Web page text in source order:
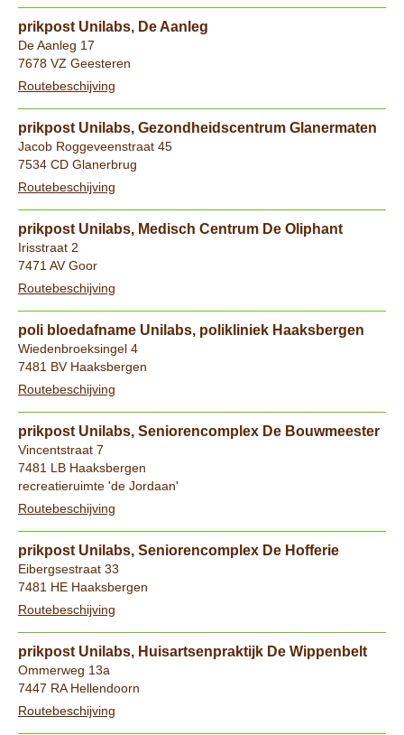
prikpost Unilabs, De Aanleg
De Aanleg 17
7678 VZ Geesteren
Routebeschijving
prikpost Unilabs, Gezondheidscentrum Glanermaten
Jacob Roggeveenstraat 45
7534 CD Glanerbrug
Routebeschijving
prikpost Unilabs, Medisch Centrum De Oliphant
Irisstraat 2
7471 AV Goor
Routebeschijving
poli bloedafname Unilabs, polikliniek Haaksbergen
Wiedenbroeksingel 4
7481 BV Haaksbergen
Routebeschijving
prikpost Unilabs, Seniorencomplex De Bouwmeester
Vincentstraat 7
7481 LB Haaksbergen
recreatieruimte 'de Jordaan'
Routebeschijving
prikpost Unilabs, Seniorencomplex De Hofferie
Eibergsestraat 33
7481 HE Haaksbergen
Routebeschijving
prikpost Unilabs, Huisartsenpraktijk De Wippenbelt
Ommerweg 13a
7447 RA Hellendoorn
Routebeschijving